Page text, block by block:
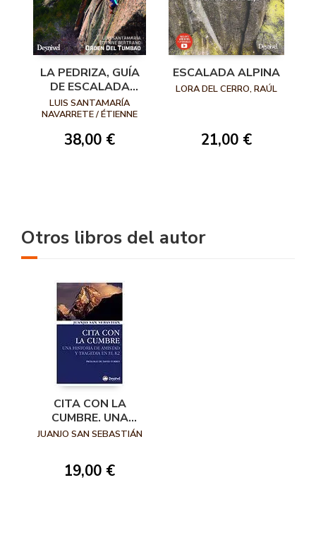
LA PEDRIZA, GUÍA
DE ESCALADA
DEPORTIVA
LUIS SANTAMARÍA
NAVARRETE / ÉTIENNE
TUMBAO
38,00 €
ESCALADA ALPINA
LORA DEL CERRO, RAÚL
21,00 €
Otros libros del autor
CITA CON LA
CUMBRE. UNA
HISTORIA DE
JUANJO SAN SEBASTIÁN
19,00 €